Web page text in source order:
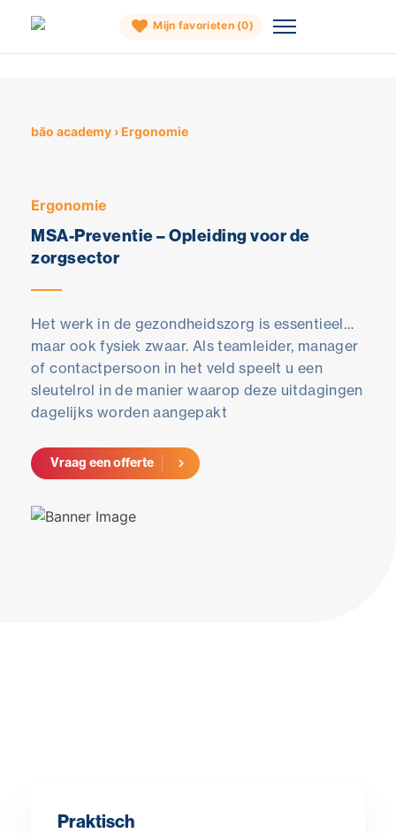
content
Mijn favorieten (0)
băo academy ›Ergonomie
Ergonomie
MSA-Preventie – Opleiding voor de
zorgsector
Het werk in de gezondheidszorg is essentieel…
maar ook fysiek zwaar. Als teamleider, manager
of contactpersoon in het veld speelt u een
sleutelrol in de manier waarop deze uitdagingen
dagelijks worden aangepakt
Vraag een offerte
Praktisch